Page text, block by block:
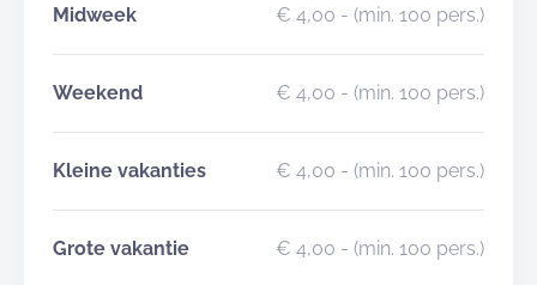
Midweek € 4,00 - (min. 100 pers.)
Weekend € 4,00 - (min. 100 pers.)
Kleine vakanties € 4,00 - (min. 100 pers.)
Grote vakantie € 4,00 - (min. 100 pers.)